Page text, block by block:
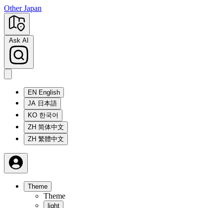
Other Japan
Ask AI
EN English
JA 日本語
KO 한국어
ZH 简体中文
ZH 繁體中文
Theme
Theme
light